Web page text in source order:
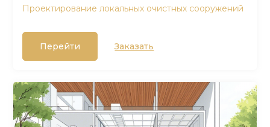
Проектирование локальных очистных сооружений
Перейти Заказать